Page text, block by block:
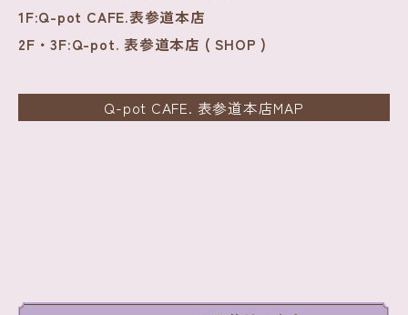
1F:Q-pot CAFE.表参道本店
2F・3F:Q-pot. 表参道本店 ( SHOP )
Q-pot CAFE. 表参道本店MAP